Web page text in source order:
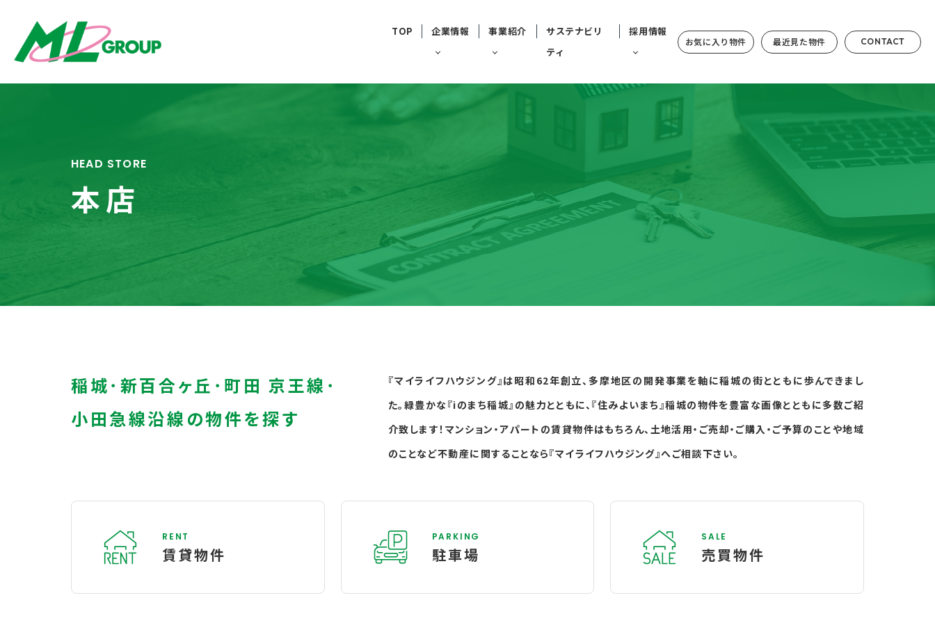
TOP 企業情報 事業紹介
サステナビリ
ティ
採用情報
お気に入り物件 最近見た物件 CONTACT
HEAD STORE
本店
稲城･新百合ヶ丘･町田 京王線･
小田急線沿線の物件を探す
『マイライフハウジング』は昭和62年創立、多摩地区の開発事業を軸に稲城の街とともに歩んできまし
た。緑豊かな『iのまち稲城』の魅力とともに、『住みよいまち』稲城の物件を豊富な画像とともに多数ご紹
介致します！マンション・アパートの賃貸物件はもちろん、土地活用・ご売却・ご購入・ご予算のことや地域
のことなど不動産に関することなら『マイライフハウジング』へご相談下さい。
RENT
賃貸物件
PARKING
駐車場
SALE
売買物件